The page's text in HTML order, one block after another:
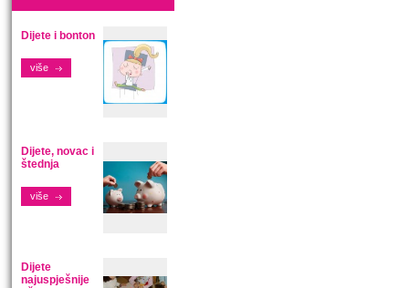
Dijete i bonton
više
Dijete, novac i
štednja
više
Dijete
najuspješnije